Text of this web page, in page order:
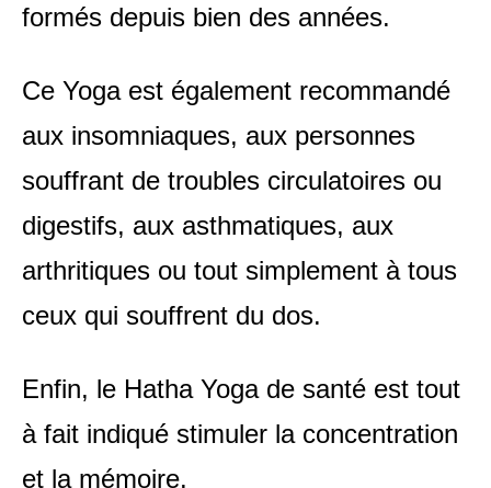
formés depuis bien des années.
Ce Yoga est également recommandé
aux insomniaques, aux personnes
souffrant de troubles circulatoires ou
digestifs, aux asthmatiques, aux
arthritiques ou tout simplement à tous
ceux qui souffrent du dos.
Enfin, le Hatha Yoga de santé est tout
à fait indiqué stimuler la concentration
et la mémoire.